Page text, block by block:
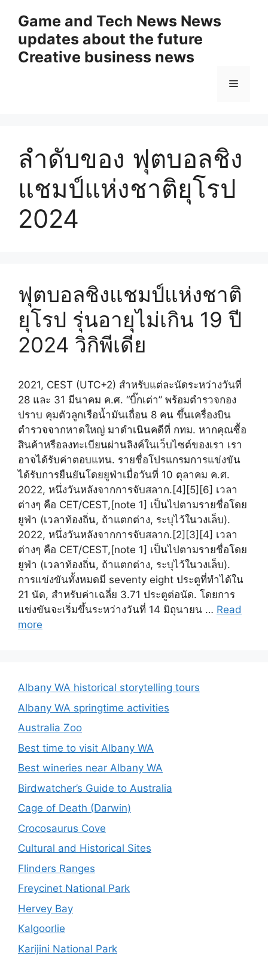
content
Game and Tech News News
updates about the future
Creative business news
Menu
ลำดับของ ฟุตบอลชิง
แชมป์แห่งชาติยุโรป
2024
ฟุตบอลชิงแชมป์แห่งชาติ
ยุโรป รุ่นอายุไม่เกิน 19 ปี
2024 วิกิพีเดีย
2021, CEST (UTC+2) สำหรับแต่ละนัดระหว่างวันที่
28 และ 31 มีนาคม ค.ศ. “บิ๊กเต่า” พร้อมตำรวจกอง
ปราบ คุมตัวลูกเรือน้ำมันเถื่อน 8 คน ขึ้นเครื่องบิน
ตำรวจจากหาดใหญ่ มาดำเนินคดีที่ กทม. หากคุณซื้อ
สินค้าหรือลงทะเบียนผ่านลิงค์ในเว็บไซต์ของเรา เรา
อาจได้รับค่าตอบแทน. รายชื่อโปรแกรมการแข่งขัน
ได้รับการยืนยันโดยยูฟ่าเมื่อวันที่ 10 ตุลาคม ค.ศ.
2022, หนึ่งวันหลังจากการจับสลาก.[4][5][6] เวลา
ต่างๆ คือ CET/CEST,[note 1] เป็นไปตามรายชื่อโดย
ยูฟ่า (เวลาท้องถิ่น, ถ้าแตกต่าง, ระบุไว้ในวงเล็บ).
2022, หนึ่งวันหลังจากการจับสลาก.[2][3][4] เวลา
ต่างๆ คือ CET/CEST,[note 1] เป็นไปตามรายชื่อโดย
ยูฟ่า (เวลาท้องถิ่น, ถ้าแตกต่าง, ระบุไว้ในวงเล็บ).
การแข่งขันทั้งหมดมี seventy eight ประตูที่ทำได้ใน
21 นัด, สำหรับค่าเฉลี่ย 3.71 ประตูต่อนัด. โดยการ
แข่งขันจะเริ่มขึ้นระหว่างวันที่ 14 มิถุนายน … Read
more
Albany WA historical storytelling tours
Albany WA springtime activities
Australia Zoo
Best time to visit Albany WA
Best wineries near Albany WA
Birdwatcher’s Guide to Australia
Cage of Death (Darwin)
Crocosaurus Cove
Cultural and Historical Sites
Flinders Ranges
Freycinet National Park
Hervey Bay
Kalgoorlie
Karijini National Park